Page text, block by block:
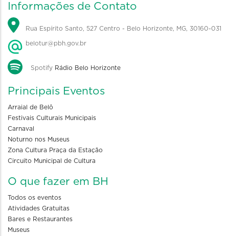
Informações de Contato
Rua Espírito Santo, 527 Centro - Belo Horizonte, MG, 30160-031
belotur@pbh.gov.br
Spotify Rádio Belo Horizonte
Principais Eventos
Arraial de Belô
Festivais Culturais Municipais
Carnaval
Noturno nos Museus
Zona Cultura Praça da Estação
Circuito Municipal de Cultura
O que fazer em BH
Todos os eventos
Atividades Gratuitas
Bares e Restaurantes
Museus